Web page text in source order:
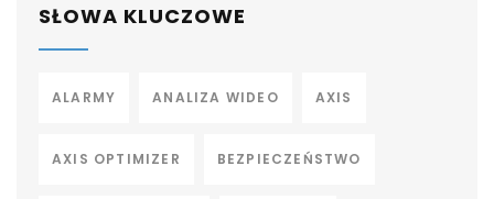
SŁOWA KLUCZOWE
ALARMY ANALIZA WIDEO AXIS
AXIS OPTIMIZER BEZPIECZEŃSTWO